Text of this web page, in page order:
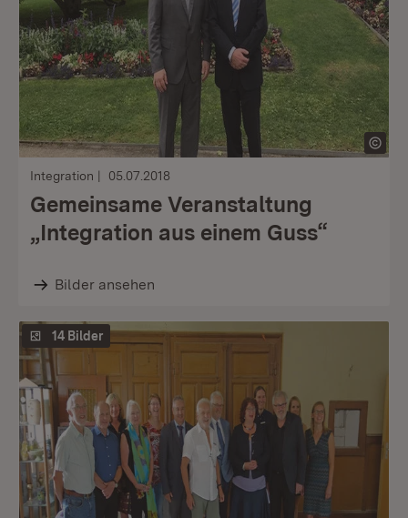
Integration 05.07.2018
Gemeinsame Veranstaltung
„Integration aus einem Guss“
Bilder ansehen
14 Bilder